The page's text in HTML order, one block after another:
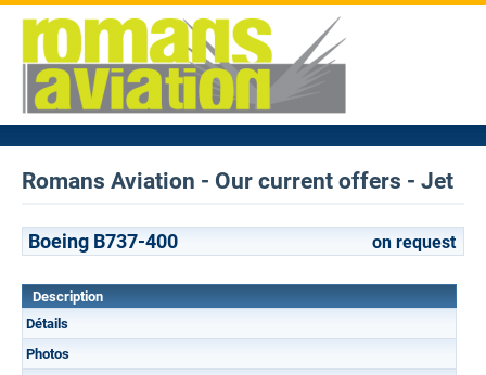
Romans Aviation - Our current offers - Jet
Boeing B737-400 on request
Description
Détails
Photos